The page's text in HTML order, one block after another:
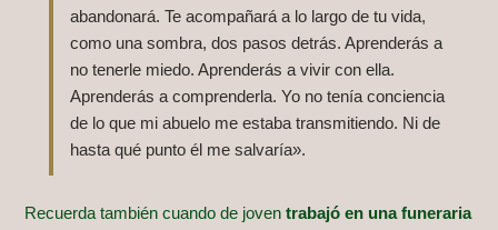
abandonará. Te acompañará a lo largo de tu vida,
como una sombra, dos pasos detrás. Aprenderás a
no tenerle miedo. Aprenderás a vivir con ella.
Aprenderás a comprenderla. Yo no tenía conciencia
de lo que mi abuelo me estaba transmitiendo. Ni de
hasta qué punto él me salvaría».
Recuerda también cuando de joventrabajó en una funeraria